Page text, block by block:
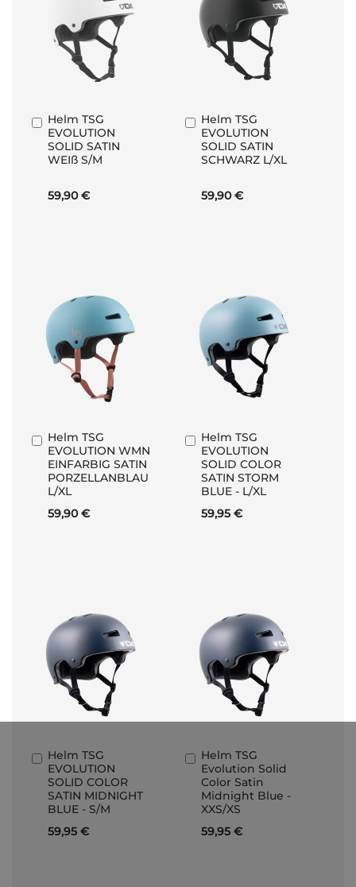
Helm TSG
EVOLUTION
SOLID SATIN
WEIß S/M
59,90 €
In
den
Warenkorb
Helm TSG
EVOLUTION
SOLID SATIN
SCHWARZ L/XL
59,90 €
In
den
Warenkorb
Helm TSG
EVOLUTION WMN
EINFARBIG SATIN
PORZELLANBLAU
L/XL
59,90 €
In
den
Warenkorb
Helm TSG
EVOLUTION
SOLID COLOR
SATIN STORM
BLUE - L/XL
59,95 €
In
den
Warenkorb
Helm TSG
EVOLUTION
SOLID COLOR
SATIN MIDNIGHT
BLUE - S/M
59,95 €
In
den
Warenkorb
Helm TSG
Evolution Solid
Color Satin
Midnight Blue -
XXS/XS
59,95 €
In
den
Warenkorb